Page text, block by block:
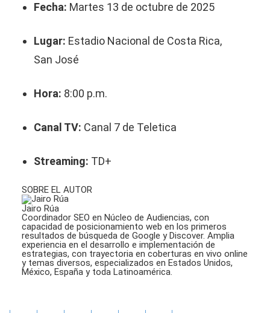
Fecha: Martes 13 de octubre de 2025
Lugar: Estadio Nacional de Costa Rica,
San José
Hora: 8:00 p.m.
Canal TV: Canal 7 de Teletica
Streaming: TD+
SOBRE EL AUTOR
Jairo Rúa
Coordinador SEO en Núcleo de Audiencias, con
capacidad de posicionamiento web en los primeros
resultados de búsqueda de Google y Discover. Amplia
experiencia en el desarrollo e implementación de
estrategias, con trayectoria en coberturas en vivo online
y temas diversos, especializados en Estados Unidos,
México, España y toda Latinoamérica.